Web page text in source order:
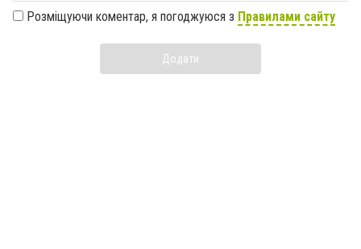
Розміщуючи коментар, я погоджуюся з Правилами сайту
Додати